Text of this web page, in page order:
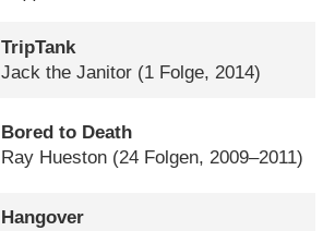
TripTank
Jack the Janitor (1 Folge, 2014)
Bored to Death
Ray Hueston (24 Folgen, 2009–2011)
Hangover